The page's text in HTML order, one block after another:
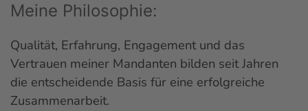
Meine Philosophie:
Qualität, Erfahrung, Engagement und das
Vertrauen meiner Mandanten bilden seit Jahren
die entscheidende Basis für eine erfolgreiche
Zusammenarbeit.